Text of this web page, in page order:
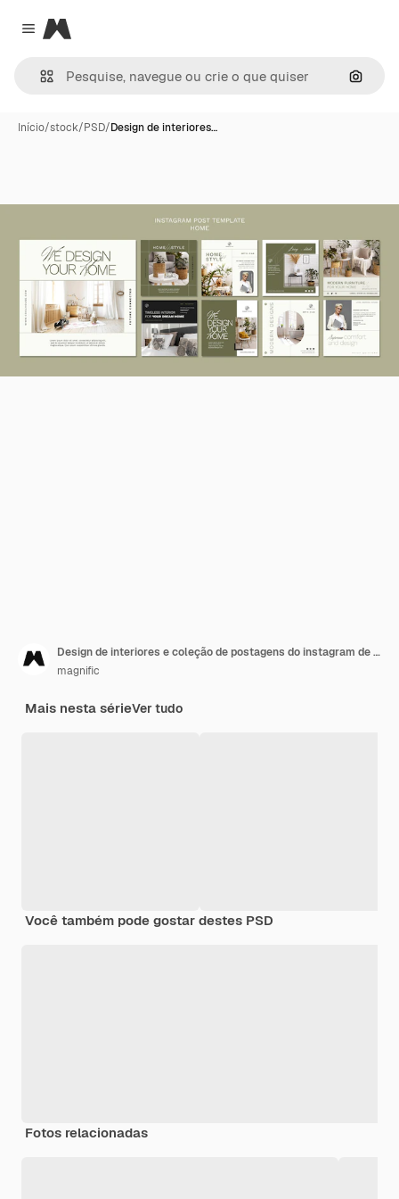
Close menu
Magnific
Início/stock/PSD/Design de interiores…
Design de interiores e coleção de postagens do instagram de estilo doméstico
magnific
Mais nesta sérieVer tudo
Você também pode gostar destes PSD
Fotos relacionadas